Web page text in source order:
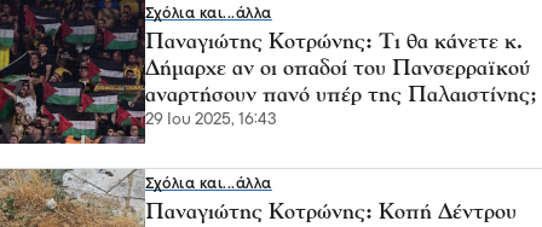
Σχόλια και...άλλα
Παναγιώτης Κοτρώνης: Τι θα κάνετε κ.
Δήμαρχε αν οι οπαδοί του Πανσερραϊκού
αναρτήσουν πανό υπέρ της Παλαιστίνης;
29 Ιου 2025, 16:43
Σχόλια και...άλλα
Παναγιώτης Κοτρώνης: Κοπή Δέντρου